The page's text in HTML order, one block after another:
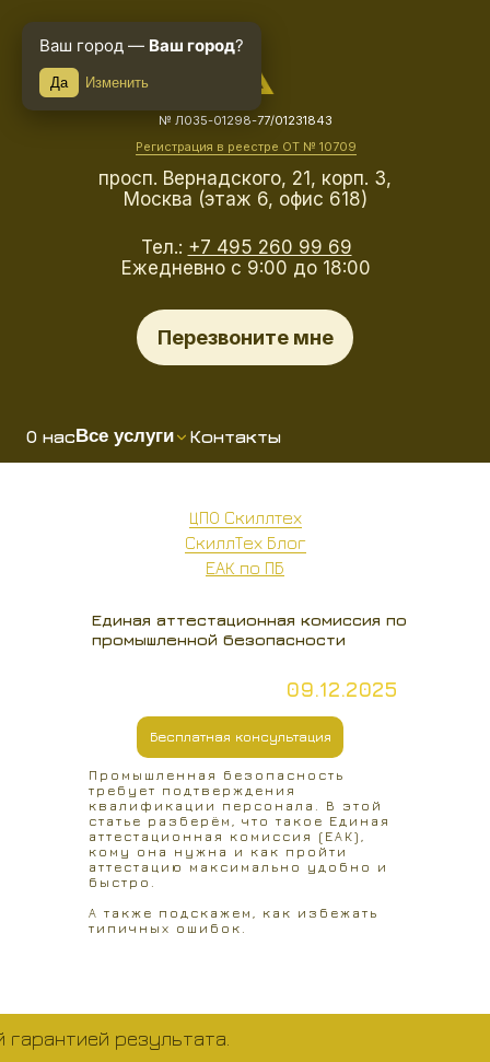
Тел.: +7 495 260 99 69
Ежедневно с 9:00 до 18:00
Перезвоните мне
просп. Вернадского, 21, корп. 3,
Москва (этаж 6, офис 618)
№ Л035-01298-77/01231843
Регистрация в реестре ОТ № 10709
О насВсе услуги Контакты
ЦПО Скиллтех
СкиллТех Блог
ЕАК по ПБ
Промышленная безопасность
требует подтверждения
квалификации персонала. В этой
статье разберём, что такое Единая
аттестационная комиссия (ЕАК),
кому она нужна и как пройти
аттестацию максимально удобно и
быстро.
А также подскажем, как избежать
типичных ошибок.
Единая аттестационная комиссия по
промышленной безопасности
09.12.2025
Бесплатная консультация
результата.
Ваш город — Ваш город?
Да Изменить